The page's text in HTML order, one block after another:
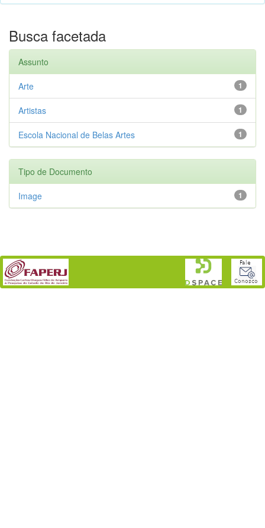
Busca facetada
Assunto
1
Arte
1
Artistas
1
Escola Nacional de Belas Artes
Tipo de Documento
1
Image